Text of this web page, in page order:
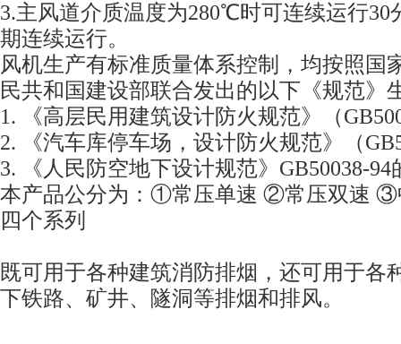
3.主风道介质温度为280℃时可连续运行
期连续运行。
风机生产有标准质量体系控制，均按照国
民共和国建设部联合发出的以下《规范》
1. 《高层民用建筑设计防火规范》（
2. 《汽车库停车场，设计防火规范》（
3. 《人民防空地下设计规范》GB50038-94
本产品公分为：①常压单速 ②常压双速
四个系列
既可用于各种建筑消防排烟，还可用于各
下铁路、矿井、隧洞等排烟和排风。